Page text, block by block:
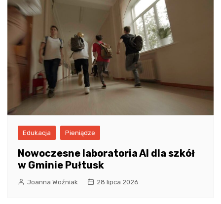
Edukacja Pieniądze
Nowoczesne laboratoria AI dla szkół
w Gminie Pułtusk
Joanna Woźniak 28 lipca 2026